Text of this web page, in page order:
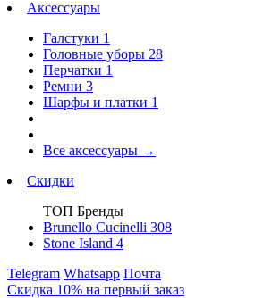
Аксессуары
Галстуки 1
Головные уборы 28
Перчатки 1
Ремни 3
Шарфы и платки 1
Все аксессуары →
Скидки
ТОП Бренды
Brunello Cucinelli 308
Stone Island 4
Telegram Whatsapp Почта
Скидка 10% на первый заказ